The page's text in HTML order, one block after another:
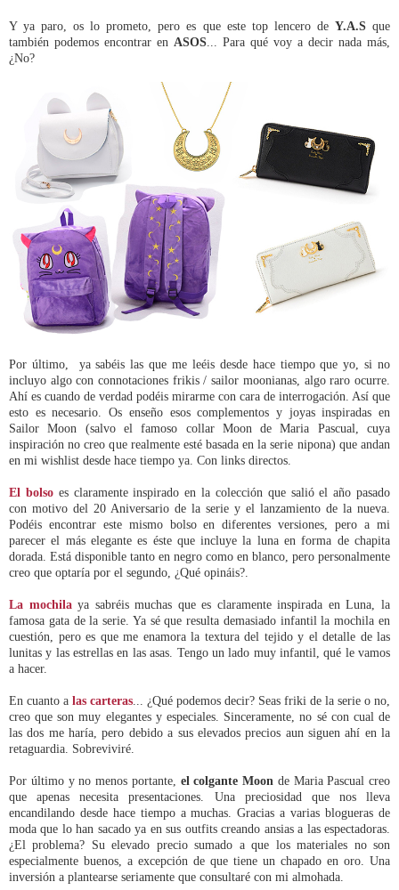
Y ya paro, os lo prometo, pero es que este top lencero de Y.A.Sque
también podemos encontrar en ASOS... Para qué voy a decir nada más,
¿No?
Por último, ya sabéis las que me leéis desde hace tiempo que yo, si no
incluyo algo con connotaciones frikis / sailor moonianas, algo raro ocurre.
Ahí es cuando de verdad podéis mirarme con cara de interrogación. Así que
esto es necesario. Os enseño esos complementos y joyas inspiradas en
Sailor Moon (salvo el famoso collar Moon de Maria Pascual, cuya
inspiración no creo que realmente esté basada en la serie nipona) que andan
en mi wishlist desde hace tiempo ya. Con links directos.
El bolsoes claramente inspirado en la colección que salió el año pasado
con motivo del 20 Aniversario de la serie y el lanzamiento de la nueva.
Podéis encontrar este mismo bolso en diferentes versiones, pero a mi
parecer el más elegante es éste que incluye la luna en forma de chapita
dorada. Está disponible tanto en negro como en blanco, pero personalmente
creo que optaría por el segundo, ¿Qué opináis?.
La mochilaya sabréis muchas que es claramente inspirada en Luna, la
famosa gata de la serie. Ya sé que resulta demasiado infantil la mochila en
cuestión, pero es que me enamora la textura del tejido y el detalle de las
lunitas y las estrellas en las asas. Tengo un lado muy infantil, qué le vamos
a hacer.
En cuanto a las carteras ... ¿Qué podemos decir? Seas friki de la serie o no,
creo que son muy elegantes y especiales. Sinceramente, no sé con cual de
las dos me haría, pero debido a sus elevados precios aun siguen ahí en la
retaguardia. Sobreviviré.
Por último y no menos portante, el colgante Moon de Maria Pascual creo
que apenas necesita presentaciones. Una preciosidad que nos lleva
encandilando desde hace tiempo a muchas. Gracias a varias blogueras de
moda que lo han sacado ya en sus outfits creando ansias a las espectadoras.
¿El problema? Su elevado precio sumado a que los materiales no son
especialmente buenos, a excepción de que tiene un chapado en oro. Una
inversión a plantearse seriamente que consultaré con mi almohada.